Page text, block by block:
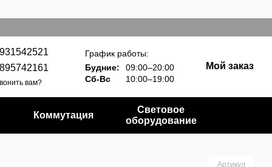
вам?
График работы:
Будние:
09:00–20:00
Сб-Вс
10:00–19:00
Мой заказ
Коммутация
Световое
оборудование
Артикул